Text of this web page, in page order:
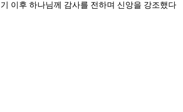
이후 하나님께 감사를 전하며 신앙을 강조했다